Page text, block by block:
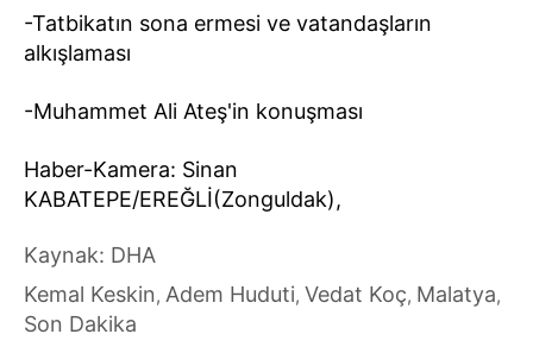
-Tatbikatın sona ermesi ve vatandaşların
alkışlaması
-Muhammet Ali Ateş'in konuşması
Haber-Kamera: Sinan
KABATEPE/EREĞLİ(Zonguldak),
Kaynak: DHA
Kemal Keskin, Adem Huduti, Vedat Koç, Malatya,
Son Dakika